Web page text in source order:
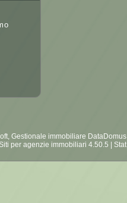
, Gestionale immobiliare DataDomus
per agenzie immobiliari 4.50.5 | Stat